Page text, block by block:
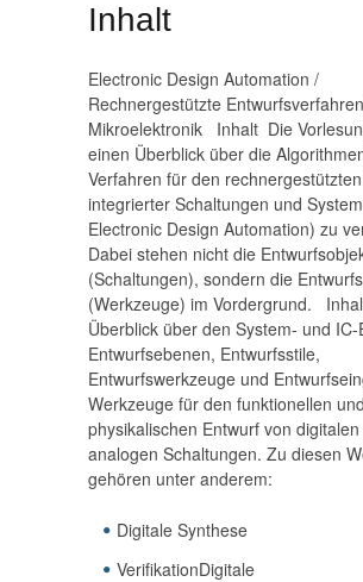
Inhalt
Electronic Design Automation /
Rechnergestützte
Mikroelektronik Inhalt Die
einen Überblick über die
Verfahren für den
integrierter Schaltungen und
Electronic Design Automation) zu
Dabei stehen nicht die
(Schaltungen), sondern die
(Werkzeuge) im Vordergrund.
Überblick über den System- und IC-
Entwurfsebenen, Entwurfsstile,
Entwurfswerkzeuge und
Werkzeuge für den funktionellen und
physikalischen Entwurf von
analogen Schaltungen. Zu diesen
gehören unter anderem:
Digitale Synthese
VerifikationDigitale